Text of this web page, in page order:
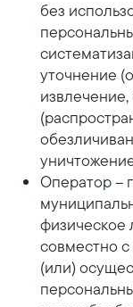
без
уточнение
Оператор –
физическое
совместно
(или)